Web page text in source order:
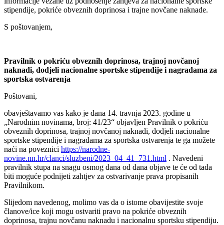
stipendije, pokriće obveznih doprinosa i trajne novčane naknade.
S poštovanjem,
Pravilnik o pokriću obveznih doprinosa, trajnoj novčanoj
naknadi, dodjeli nacionalne sportske stipendije i nagradama za
sportska ostvarenja
Poštovani,
obavještavamo vas kako je dana 14. travnja 2023. godine u
„Narodnim novinama, broj: 41/23“ objavljen Pravilnik o pokriću
obveznih doprinosa, trajnoj novčanoj naknadi, dodjeli nacionalne
sportske stipendije i nagradama za sportska ostvarenja te ga možete
naći na poveznici https://narodne-
novine.nn.hr/clanci/sluzbeni/2023_04_41_731.html . Navedeni
pravilnik stupa na snagu osmog dana od dana objave te će od tada
biti moguće podnijeti zahtjev za ostvarivanje prava propisanih
Pravilnikom.
Slijedom navedenog, molimo vas da o istome obavijestite svoje
članove/ice koji mogu ostvariti pravo na pokriće obveznih
doprinosa, trajnu novčanu naknadu i nacionalnu sportsku stipendiju.